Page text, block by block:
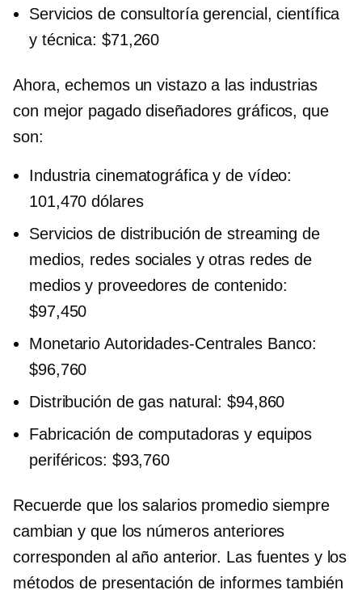
Servicios de consultoría gerencial, científica
y técnica: $71,260
Ahora, echemos un vistazo a las industrias
con mejor pagadodiseñadores gráficos, que
son:
Industria cinematográfica y de vídeo:
101,470 dólares
Servicios de distribución de streaming de
medios, redes sociales y otras redes de
medios y proveedores de contenido:
$97,450
MonetarioAutoridades-CentralesBanco:
$96,760
Distribución de gas natural: $94,860
Fabricación de computadoras y equipos
periféricos: $93,760
Recuerde que los salarios promedio siempre
cambian y que los números anteriores
corresponden al año anterior. Las fuentes y los
métodos de presentación de informes también